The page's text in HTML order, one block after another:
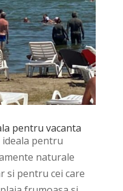
pentru vacanta
pentru
naturale
si pentru cei care